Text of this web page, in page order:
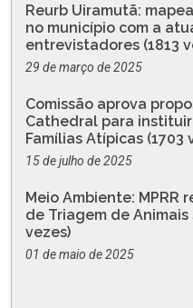
Reurb Uiramutã:
no município com a
entrevistadores (1813
29 de março de 2025
Comissão aprova
Cathedral para
Famílias Atípicas (1703
15 de julho de 2025
Meio Ambiente: MPRR
de Triagem de Animais
vezes)
01 de maio de 2025